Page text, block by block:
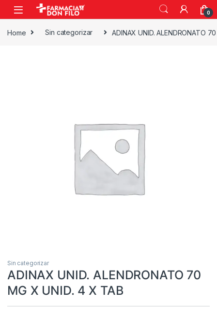
0
Home Sin categorizar ADINAX UNID. ALENDRONATO
Sin categorizar
ADINAX UNID. ALENDRONATO 70
MG X UNID. 4 X TAB